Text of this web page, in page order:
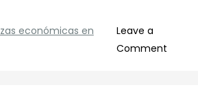
económicas en
Leave a
Comment